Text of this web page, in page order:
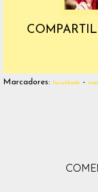
Marcadores: faculdade -